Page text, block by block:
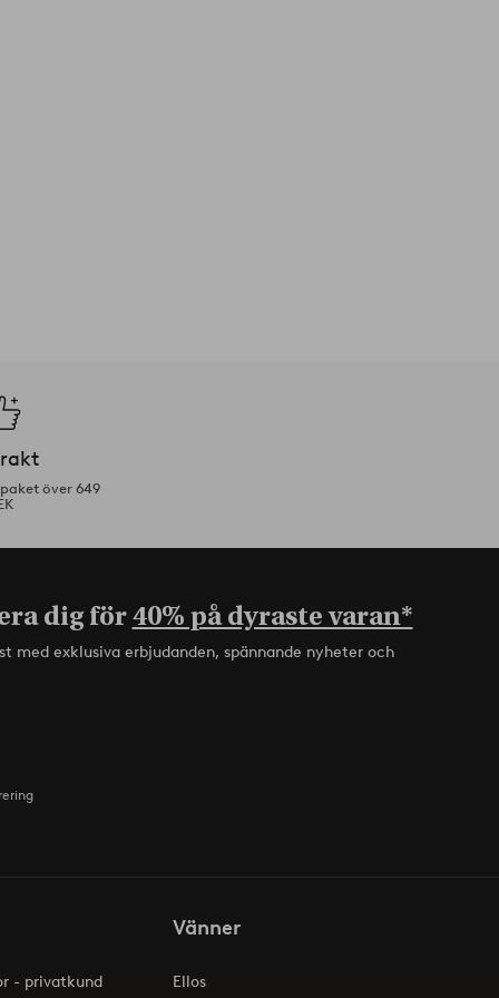
över 649
dig för40% på dyraste varan*
med exklusiva erbjudanden, spännande nyheter och
- privatkund
Vänner
Ellos